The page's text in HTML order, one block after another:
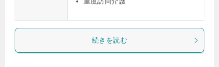
続きを読む